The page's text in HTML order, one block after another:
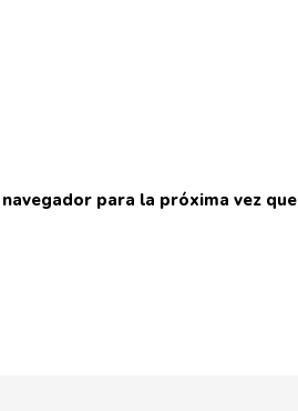
para la próxima vez que